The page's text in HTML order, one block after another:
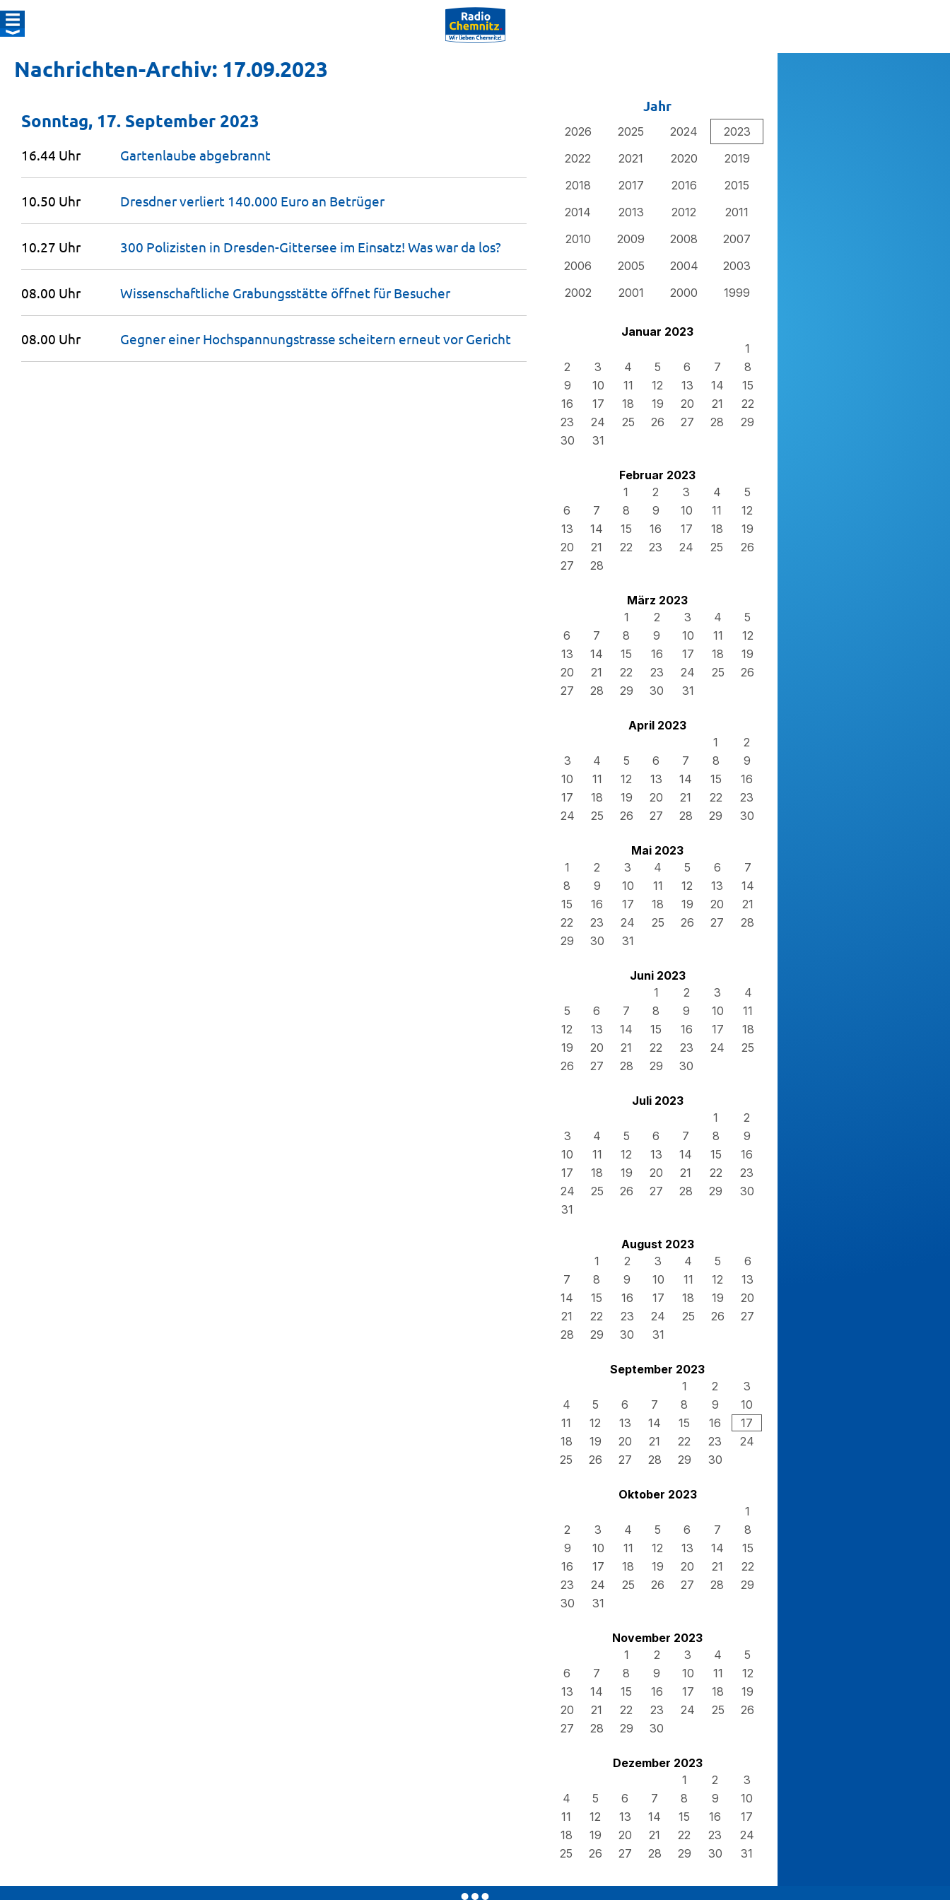
Nachrichten-Archiv: 17.09.2023
Jahr
2026 2025 2024
2023
2022
2021 2020
2019
2018
2017 2016
2015
2014
2013 2012
2011
2010
2009 2008
2007
2006
2005 2004
2003
2002
2001 2000 1999
Januar 2023
1
2
3 4 5 6 7
8
9
10 11 12 13 14
15
16
17 18 19 20 21
22
23
24 25 26 27 28
29
30
31
Februar 2023
1
2 3 4
5
6
7 8 9 10 11
12
13
14 15 16 17 18
19
20
21 22 23 24 25
26
27
28
März 2023
1
2 3 4
5
6
7 8 9 10 11
12
13
14 15 16 17 18
19
20
21 22 23 24 25
26
27
28 29 30 31
April 2023
1
2
3
4 5 6 7 8
9
10
11 12 13 14 15
16
17
18 19 20 21 22
23
24
25 26 27 28 29 30
Mai 2023
1
2 3 4 5 6
7
8
9 10 11 12 13
14
15
16 17 18 19 20
21
22
23 24 25 26 27
28
29
30 31
Juni 2023
1
2 3
4
5
6 7 8 9 10
11
12
13 14 15 16 17
18
19
20 21 22 23 24
25
26
27 28 29 30
Juli 2023
1
2
3
4 5 6 7 8
9
10
11 12 13 14 15
16
17
18 19 20 21 22
23
24
25 26 27 28 29
30
31
August 2023
1
2 3 4 5
6
7
8 9 10 11 12
13
14
15 16 17 18 19
20
21
22 23 24 25 26
27
28
29 30 31
September 2023
1
2
3
4
5 6 7 8 9
10
11
12 13 14 15 16
17
18
19 20 21 22 23
24
25
26 27 28 29 30
Oktober 2023
1
2
3 4 5 6 7
8
9
10 11 12 13 14
15
16
17 18 19 20 21
22
23
24 25 26 27 28
29
30
31
November 2023
1
2 3 4
5
6
7 8 9 10 11
12
13
14 15 16 17 18
19
20
21 22 23 24 25
26
27
28 29 30
Dezember 2023
1
2
3
4
5 6 7 8 9
10
11
12 13 14 15 16
17
18
19 20 21 22 23
24
25
26 27 28 29 30 31
Sonntag, 17. September 2023
16.44 Uhr Gartenlaube abgebrannt
10.50 Uhr Dresdner verliert 140.000 Euro an Betrüger
10.27 Uhr 300 Polizisten in Dresden-Gittersee im Einsatz! Was war da los?
08.00 Uhr Wissenschaftliche Grabungsstätte öffnet für Besucher
08.00 Uhr Gegner einer Hochspannungstrasse scheitern erneut vor Gericht